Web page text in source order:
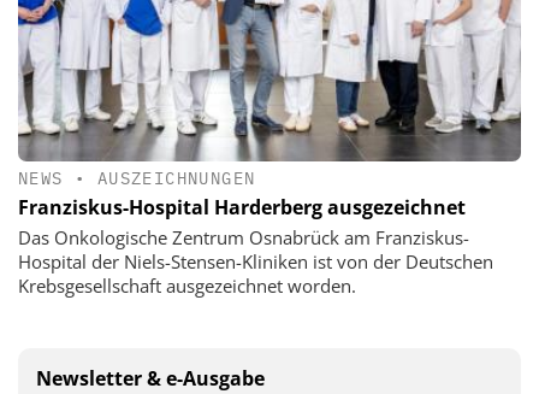
NEWS • AUSZEICHNUNGEN
Franziskus-Hospital Harderberg ausgezeichnet
Das Onkologische Zentrum Osnabrück am Franziskus-
Hospital der Niels-Stensen-Kliniken ist von der Deutschen
Krebsgesellschaft ausgezeichnet worden.
Newsletter & e-Ausgabe